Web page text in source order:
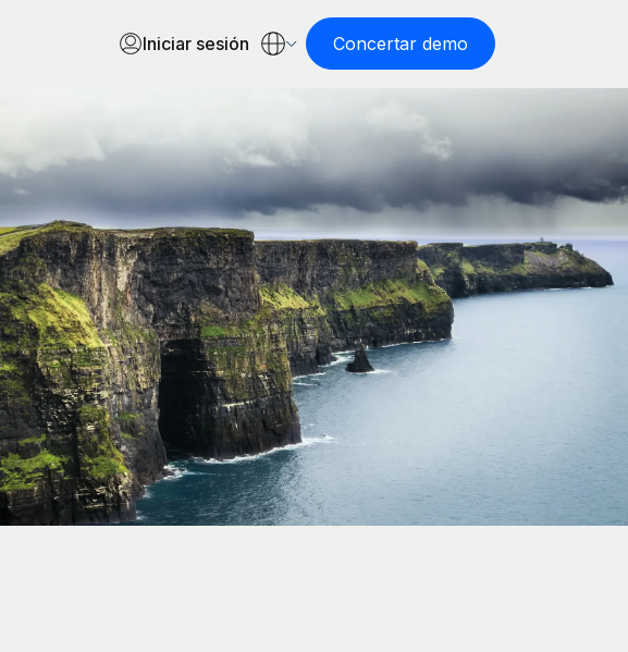
Iniciar sesión Concertar demo